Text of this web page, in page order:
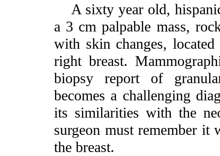
A sixty year old,
a 3 cm palpable mass,
with skin changes,
right breast.
biopsy report of
becomes a challenging
its similarities with the
surgeon must remember it
the breast.